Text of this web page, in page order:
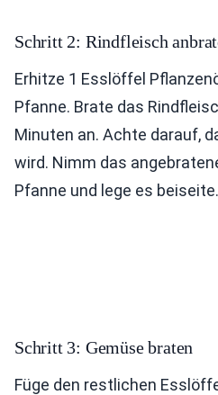
Schritt 2: Rindfleisch
Erhitze 1 Esslöffel
Pfanne. Brate das
Minuten an. Achte darauf,
wird. Nimm das
Pfanne und lege es
Schritt 3: Gemüse braten
Füge den restlichen